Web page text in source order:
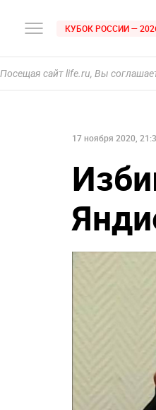
КУБОК РОССИИ —
Посещая сайт life.ru, Вы
17 ноября 2020,